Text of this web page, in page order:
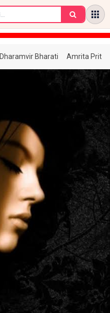
Dharamvir Bharati Amrita